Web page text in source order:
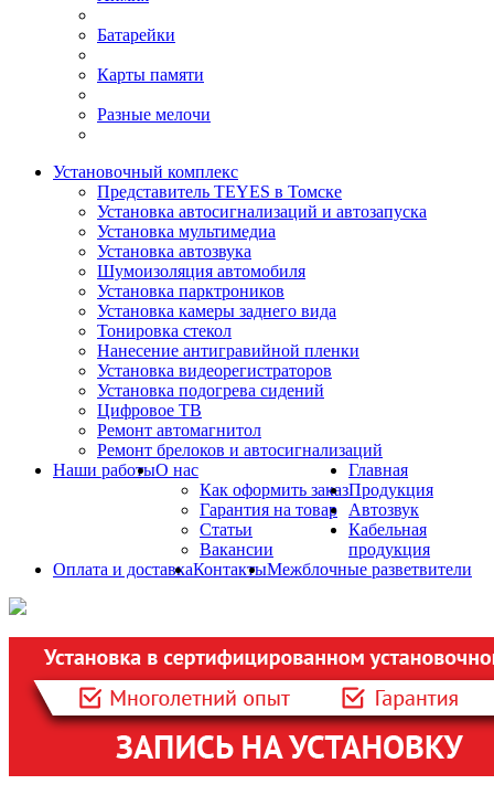
Батарейки
Карты памяти
Разные мелочи
Установочный комплекс
Представитель TEYES в Томске
Установка автосигнализаций и автозапуска
Установка мультимедиа
Установка автозвука
Шумоизоляция автомобиля
Установка парктроников
Установка камеры заднего вида
Тонировка стекол
Нанесение антигравийной пленки
Установка видеорегистраторов
Установка подогрева сидений
Цифровое ТВ
Ремонт автомагнитол
Ремонт брелоков и автосигнализаций
Наши работыО нас
Как оформить заказ
Гарантия на товар
Статьи
Вакансии
Оплата и доставкаКонтакты
Главная
Продукция
Автозвук
Кабельная
продукция
Межблочные разветвители